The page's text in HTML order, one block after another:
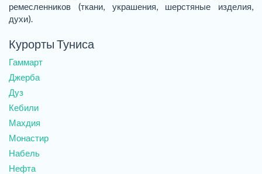
ремесленников (ткани, украшения, шерстяные изделия,
духи).
Курорты Туниса
Гаммарт
Джерба
Дуз
Кебили
Махдия
Монастир
Набель
Нефта